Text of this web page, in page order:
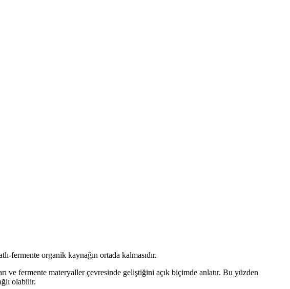
fermente organik kaynağın ortada kalmasıdır.
ve fermente materyaller çevresinde geliştiğini açık biçimde anlatır. Bu yüzden
olabilir.